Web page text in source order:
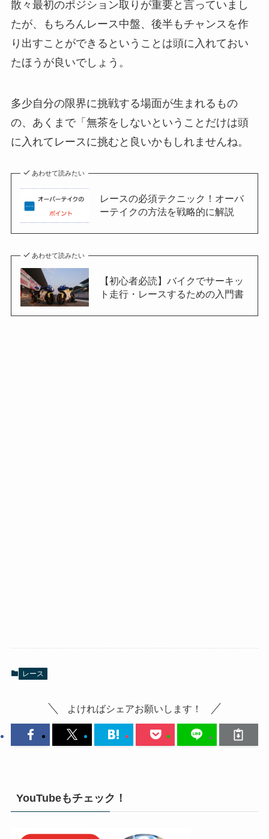
散々最初のポジション取りが重要と言っていまし
たが、もちろんレース中盤、後半もチャンスを作
り出すことができるということは頭に入れておい
たほうが良いでしょう。
多少自分の限界に挑戦する場面が生まれるもの
の、あくまで「無茶をしないということだけは頭
に入れてレースに挑むと良いかもしれませんね。
あわせて読みたい
レースの必須テクニック！オーバ
ーテイクの方法を戦略的に解説
あわせて読みたい
【初心者必読】バイクでサーキッ
ト走行・レースするための入門書
レース
よければシェアお願いします！
YouTubeもチェック！